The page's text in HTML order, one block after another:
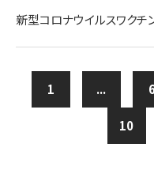
新型コロナウイルスワク
1 ...
10